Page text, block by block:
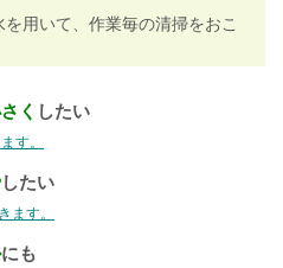
用いて、作業毎の清掃をおこ
く したい
す。
したい
ます。
にも